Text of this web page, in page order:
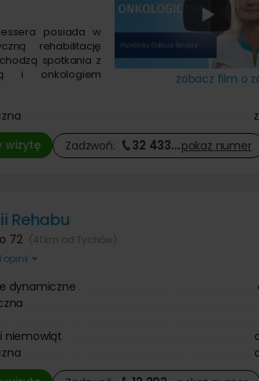
posiada w
rehabilitację
spotkania z
i onkologiem
zobacz film o
wizytę Zadzwoń: 32 433…pokaż numer
Rehabu
72 (41 km od Tychów)
opinii
dynamiczne
niemowląt